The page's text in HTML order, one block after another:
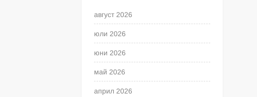
август 2026
юли 2026
юни 2026
май 2026
април 2026